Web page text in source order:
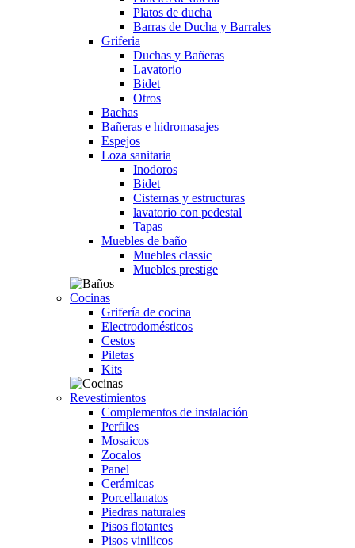
Platos de ducha
Barras de Ducha y Barrales
Griferia
Duchas y Bañeras
Lavatorio
Bidet
Otros
Bachas
Bañeras e hidromasajes
Espejos
Loza sanitaria
Inodoros
Bidet
Cisternas y estructuras
lavatorio con pedestal
Tapas
Muebles de baño
Muebles classic
Muebles prestige
Cocinas
Grifería de cocina
Electrodomésticos
Cestos
Piletas
Kits
Revestimientos
Complementos de instalación
Perfiles
Mosaicos
Zocalos
Panel
Cerámicas
Porcellanatos
Piedras naturales
Pisos flotantes
Pisos vinilicos